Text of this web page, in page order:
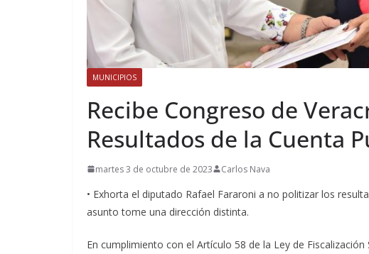
MUNICIPIOS
Recibe Congreso de
Resultados de la Cuenta
martes 3 de octubre de 2023 Carlos Nava
• Exhorta el diputado Rafael Fararoni a no politizar los
asunto tome una dirección distinta.
En cumplimiento con el Artículo 58 de la Ley de